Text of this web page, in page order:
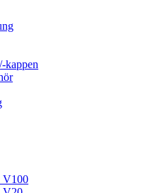
kappen
V100